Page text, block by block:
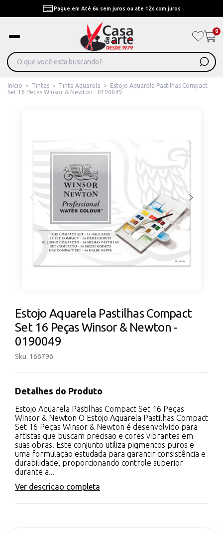
Pague em Até 6x sem juros ou ate 12x com juros
0
Início > Tintas > Tinta Aquarela >
Estojo Aquarela Pastilhas Compact
Set 16 Peças Winsor & Newton - 0190049
Estojo Aquarela Pastilhas Compact
Set 16 Peças Winsor & Newton -
0190049
Sku. 166796
Detalhes do Produto
Estojo Aquarela Pastilhas Compact Set 16 Peças
Winsor & Newton O Estojo Aquarela Pastilhas Compact
Set 16 Peças Winsor & Newton é desenvolvido para
artistas que buscam precisão e cores vibrantes em
suas obras. Este conjunto utiliza pigmentos puros e
uma formulação estudada para garantir consistência e
durabilidade, proporcionando controle superior
durante a...
Ver descricao completa